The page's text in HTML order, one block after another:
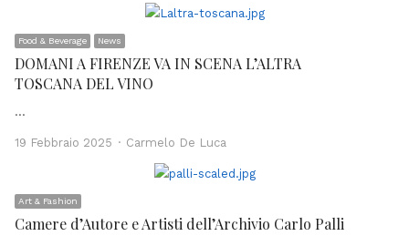
Food & Beverage News
DOMANI A FIRENZE VA IN SCENA L’ALTRA
TOSCANA DEL VINO
…
19 Febbraio 2025 Author
Carmelo De Luca
Art & Fashion
Camere d’Autore e Artisti dell’Archivio Carlo Palli